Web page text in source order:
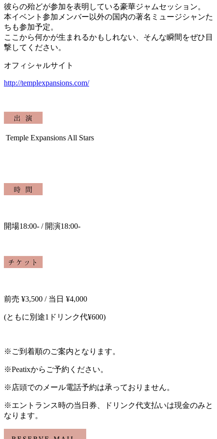
彼らの殆どが参加を表明している豪華ジャムセッション。
本イベント参加メンバー以外の国内の著名ミュージシャンた
ちも参加予定。
ここから何かが生まれるかもしれない、そんな瞬間をぜひ目
撃してください。
オフィシャルサイト
http://templexpansions.com/
Temple Expansions All Stars
開場18:00- / 開演18:00-
前売 ¥3,500 / 当日 ¥4,000
(ともに別途1 ドリンク代¥600)
※ ご到着順のご案内となります。
※Peatixからご予約ください。
※店頭でのメール電話予約は承っておりません。
※エントランス時の当日券、ドリンク代支払いは現金のみと
なります。